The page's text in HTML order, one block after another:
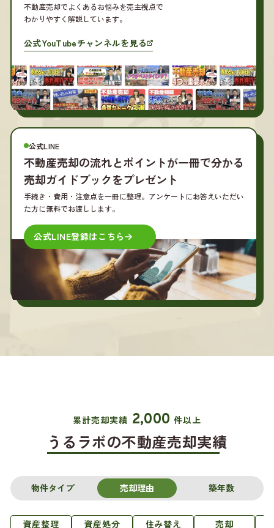
不動産売却でよくあるお悩みを売主視点で
わかりやすく解説しています。
公式YouTubeチャンネルを見る
公式LINE
不動産売却の流れとポイントが一冊で分かる
売却ガイドブックをプレゼント
手続き・費用・注意点を一冊に整理。アンケートにお答えいただい
た方に無料でお渡しします。
公式LINE登録はこちら
累計売却実績 2,000 件以上
うるラボの不動産売却実績
物件タイプ 売却理由 築年数
資産整理 資産処分 住み替え 売却